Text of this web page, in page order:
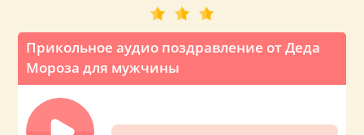
Прикольное аудио поздравление от Деда
Мороза для мужчины